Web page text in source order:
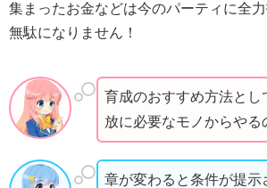
集まったお金などは今のパーティに全力
無駄になりません！
育成のおすすめ方法とし
放に必要なモノからやる
章が変わると条件が提示